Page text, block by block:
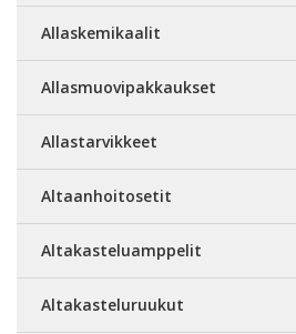
Allaskemikaalit
Allasmuovipakkaukset
Allastarvikkeet
Altaanhoitosetit
Altakasteluamppelit
Altakasteluruukut